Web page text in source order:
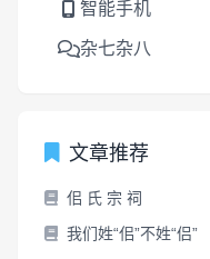
智能手机
杂七杂八
文章推荐
佀 氏 宗 祠
我们姓“佀”不姓“侣”